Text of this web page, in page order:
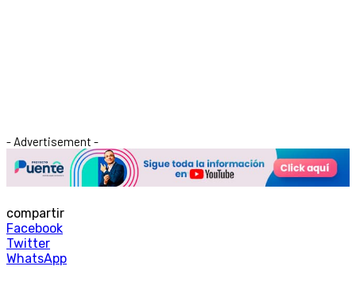
- Advertisement -
compartir
Facebook
Twitter
WhatsApp